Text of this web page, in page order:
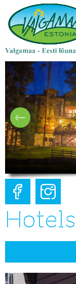
Hotels